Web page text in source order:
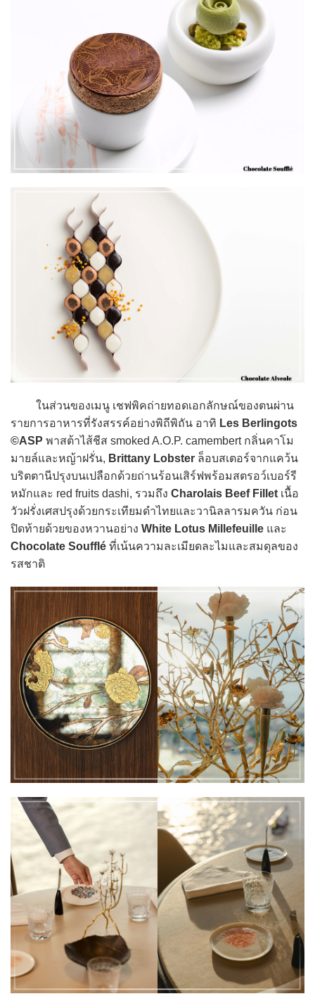
ในส่วนของเมนู เชฟพิคถ่ายทอดเอกลักษณ์ของตนผ่าน
รายการอาหารที่รังสรรค์อย่างพิถีพิถัน อาทิ Les Berlingots
©ASP พาสต้าไส้ชีส smoked A.O.P. camembert กลิ่นคาโม
มายล์และหญ้าฝรั่น, Brittany Lobster ล็อบสเตอร์จากแคว้น
บริตตานีปรุงบนเปลือกด้วยถ่านร้อนเสิร์ฟพร้อมสตรอว์เบอร์รี
หมักและ red fruits dashi, รวมถึง Charolais Beef Fillet เนื้อ
วัวฝรั่งเศสปรุงด้วยกระเทียมดำไทยและวานิลลารมควัน ก่อน
ปิดท้ายด้วยของหวานอย่าง White Lotus Millefeuille และ
Chocolate Soufflé ที่เน้นความละเมียดละไมและสมดุลของ
รสชาติ